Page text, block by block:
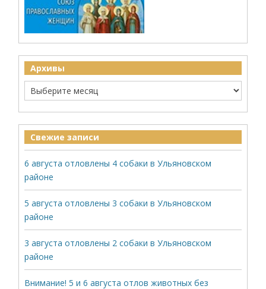
Архивы
Свежие записи
6 августа отловлены 4 собаки в Ульяновском
районе
5 августа отловлены 3 собаки в Ульяновском
районе
3 августа отловлены 2 собаки в Ульяновском
районе
Внимание! 5 и 6 августа отлов животных без